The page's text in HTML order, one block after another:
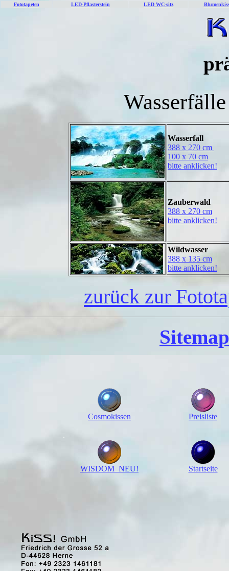
Fototapeten LED-Pflasterstein LED WC-sitz
388 x 270 cm
100 x 70 cm
bitte anklicken!
Zauberwald
388 x 270 cm
bitte anklicken!
Wildwasser
388 x 135 cm
bitte anklicken!
zurück zur
Cosmokissen Preisliste
.
WISDOM NEU! Startseite